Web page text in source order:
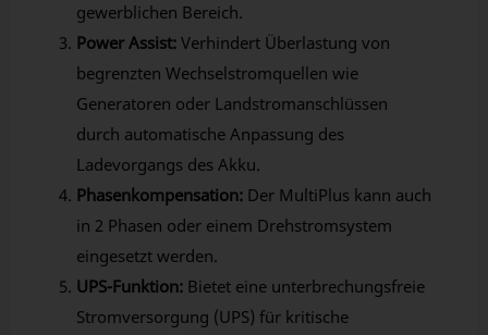
gewerblichen Bereich.
Power Assist: Verhindert Überlastung von
begrenzten Wechselstromquellen wie
Generatoren oder Landstromanschlüssen
durch automatische Anpassung des
Ladevorgangs des Akku.
Phasenkompensation: Der MultiPlus kann auch
in 2 Phasen oder einem Drehstromsystem
eingesetzt werden.
UPS-Funktion: Bietet eine unterbrechungsfreie
Stromversorgung (UPS) für kritische